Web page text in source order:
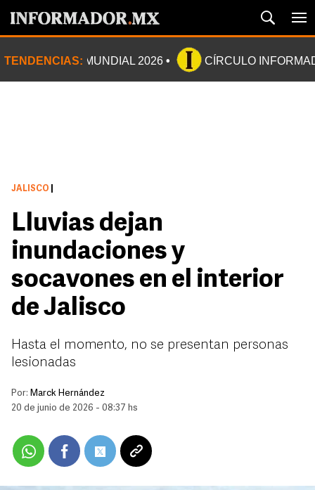
TENDENCIAS: MUNDIAL 2026 CÍRCULO
JALISCO
Lluvias dejan
inundaciones y
socavones en el interior
de Jalisco
Hasta el momento, no se presentan personas
lesionadas
Por: Marck Hernández
20 de junio de 2026 - 08:37 hs